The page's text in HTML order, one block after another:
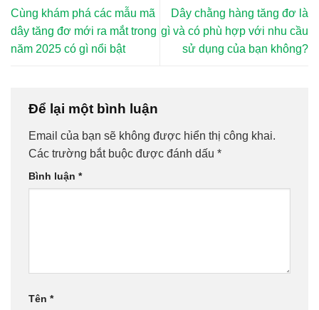
Cùng khám phá các mẫu mã
dây tăng đơ mới ra mắt trong
năm 2025 có gì nổi bật
Dây chằng hàng tăng đơ là
gì và có phù hợp với nhu cầu
sử dụng của bạn không?
Để lại một bình luận
Email của bạn sẽ không được hiển thị công khai.
Các trường bắt buộc được đánh dấu *
Bình luận *
Tên *